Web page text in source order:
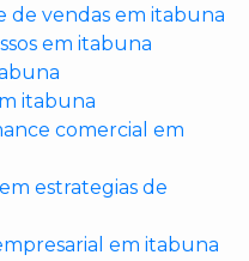
de vendas em itabuna
em itabuna
itabuna
comercial em
estrategias de
em itabuna